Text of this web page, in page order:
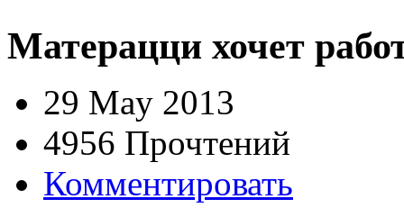
Матерацци хочет
29 May 2013
4956 Прочтений
Комментировать